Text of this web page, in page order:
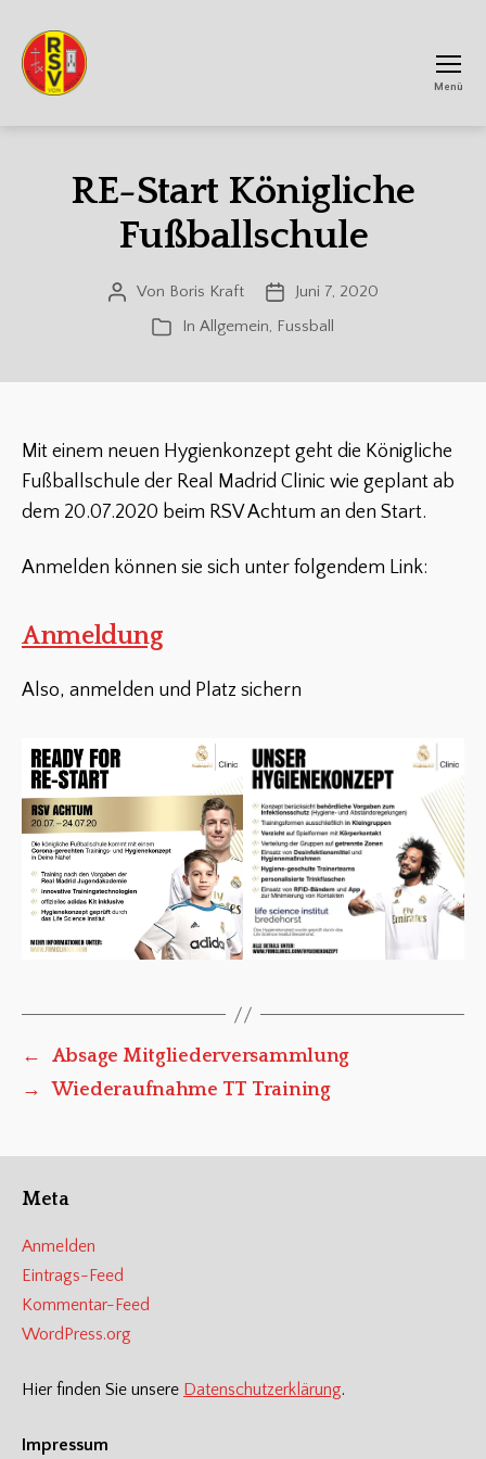
Menü
RE-Start Königliche
Fußballschule
Beitragsautor
Von Boris Kraft Veröffentlichungsdatum
Juni 7, 2020
Kategorien
In Allgemein, Fussball
Mit einem neuen Hygienkonzept geht die Königliche
Fußballschule der Real Madrid Clinic wie geplant ab
dem 20.07.2020 beim RSV Achtum an den Start.
Anmelden können sie sich unter folgendem Link:
Anmeldung
Also, anmelden und Platz sichern
←
Absage Mitgliederversammlung
→
Wiederaufnahme TT Training
Meta
Anmelden
Eintrags-Feed
Kommentar-Feed
WordPress.org
Hier finden Sie unsere Datenschutzerklärung.
Impressum